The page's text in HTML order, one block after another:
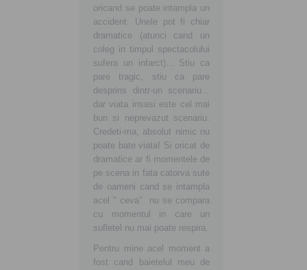
oricand se poate intampla un
accident. Unele pot fi chiar
dramatice (atunci cand un
coleg in timpul spectacolului
sufera un infarct)... Stiu ca
pare tragic, stiu ca pare
desprins dintr-un scenariu...
dar viata insasi este cel mai
bun si neprevazut scenariu.
Credeti-ma, absolut nimic nu
poate bate viata! Si oricat de
dramatice ar fi momentele de
pe scena in fata catorva sute
de oameni cand se intampla
acel " ceva" nu se compara
cu momentul in care un
sufletel nu mai poate respira.
Pentru mine acel moment a
fost cand baietelul meu de